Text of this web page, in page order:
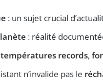
: un sujet crucial
: réalité
températures records,
n’invalide pas le